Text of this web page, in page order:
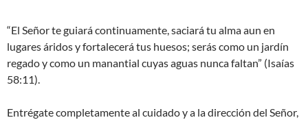
“El Señor te guiará continuamente, saciará tu alma aun en
lugares áridos y fortalecerá tus huesos; serás como un jardín
regado y como un manantial cuyas aguas nunca faltan” (Isaías
58:11).
Entrégate completamente al cuidado y a la dirección del Señor,